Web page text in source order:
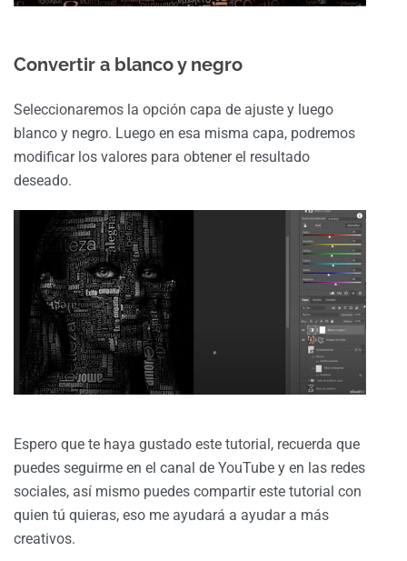
Convertir a blanco y negro
Seleccionaremos la opción capa de ajuste y luego
blanco y negro. Luego en esa misma capa, podremos
modificar los valores para obtener el resultado
deseado.
Espero que te haya gustado este tutorial, recuerda que
puedes seguirme en el canal de YouTube y en las redes
sociales, así mismo puedes compartir este tutorial con
quien tú quieras, eso me ayudará a ayudar a más
creativos.